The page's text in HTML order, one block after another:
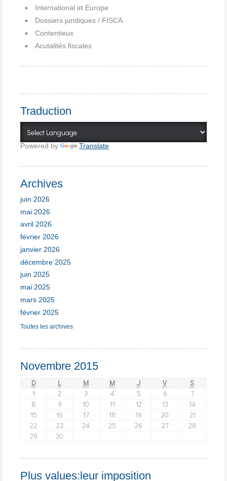
International et Europe
Dossiers juridiques / FISCA
Contentieux
Acutalités fiscales
Traduction
Powered by Translate
Archives
juin 2026
mai 2026
avril 2026
février 2026
janvier 2026
décembre 2025
juin 2025
mai 2025
mars 2025
février 2025
Toutes les archives
Novembre 2015
D L M M J V
S
1
2 3 4 5 6
7
8
9 10 11 12 13
14
15
16 17 18 19 20
21
22
23 24 25 26 27
28
29
30
Plus values:leur imposition